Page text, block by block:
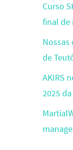
Curso
final de
Nossas
de
AKIRS
2025 da